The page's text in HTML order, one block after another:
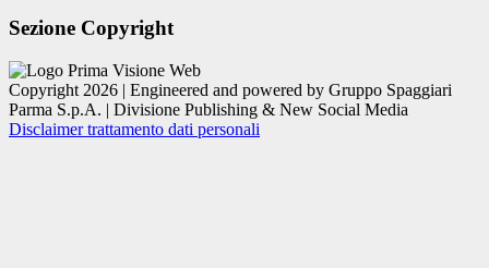
Sezione Copyright
Copyright 2026 | Engineered and powered by Gruppo Spaggiari
Parma S.p.A. | Divisione Publishing & New Social Media
Disclaimer trattamento dati personali